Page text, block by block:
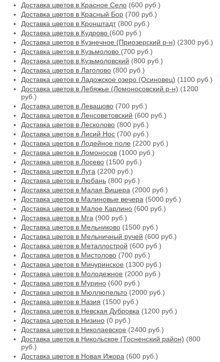
Доставка цветов в Красное Село (600 руб.)
Доставка цветов в Красный Бор (700 руб.)
Доставка цветов в Кронштадт(800 руб.)
Доставка цветов в Кудрово (600 руб.)
Доставка цветов в Кузнечное (Приозерский р-н) (2300 руб.)
Доставка цветов в Кузьмолово (700 руб.)
Доставка цветов в Кузьмоловский (800 руб.)
Доставка цветов в Лаголово (800 руб.)
Доставка цветов в Ладожское озеро (Осиновец) (1100 руб.)
Доставка цветов в Лебяжье (Ломоносовский р-н) (1200
руб.)
Доставка цветов в Левашово (700 руб.)
Доставка цветов в Ленсоветовский (600 руб.)
Доставка цветов в Лесколово (800 руб.)
Доставка цветов в Лисий Нос (700 руб.)
Доставка цветов в Лодейное поле (2200 руб.)
Доставка цветов в Ломоносов (1000 руб.)
Доставка цветов в Лосево (1500 руб.)
Доставка цветов в Луга (2200 руб.)
Доставка цветов в Любань (800 руб.)
Доставка цветов в Малая Вишера (2000 руб.)
Доставка цветов в Малиновые вечера (5000 руб.)
Доставка цветов в Малое Карлино (600 руб.)
Доставка цветов в Мга (900 руб.)
Доставка цветов в Мельниково (1500 руб.)
Доставка цветов в Мельничный ручей (600 руб.)
Доставка цветов в Металлострой (600 руб.)
Доставка цветов в Мистолово (700 руб.)
Доставка цветов в Мичуринское (1300 руб.)
Доставка цветов в Молодежное (2000 руб.)
Доставка цветов в Мурино (600 руб.)
Доставка цветов в Мюллюпельто (2000 руб.)
Доставка цветов в Назия (1500 руб.)
Доставка цветов в Невская Дубровка (1200 руб.)
Доставка цветов в Низино (0 руб.)
Доставка цветов в Николаевское (2400 руб.)
Доставка цветов в Никольское (Тосненский район) (800
руб.)
Доставка цветов в Новая Ижора (600 руб.)